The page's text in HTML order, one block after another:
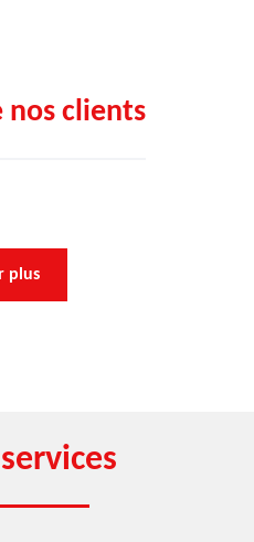
nos clients
plus